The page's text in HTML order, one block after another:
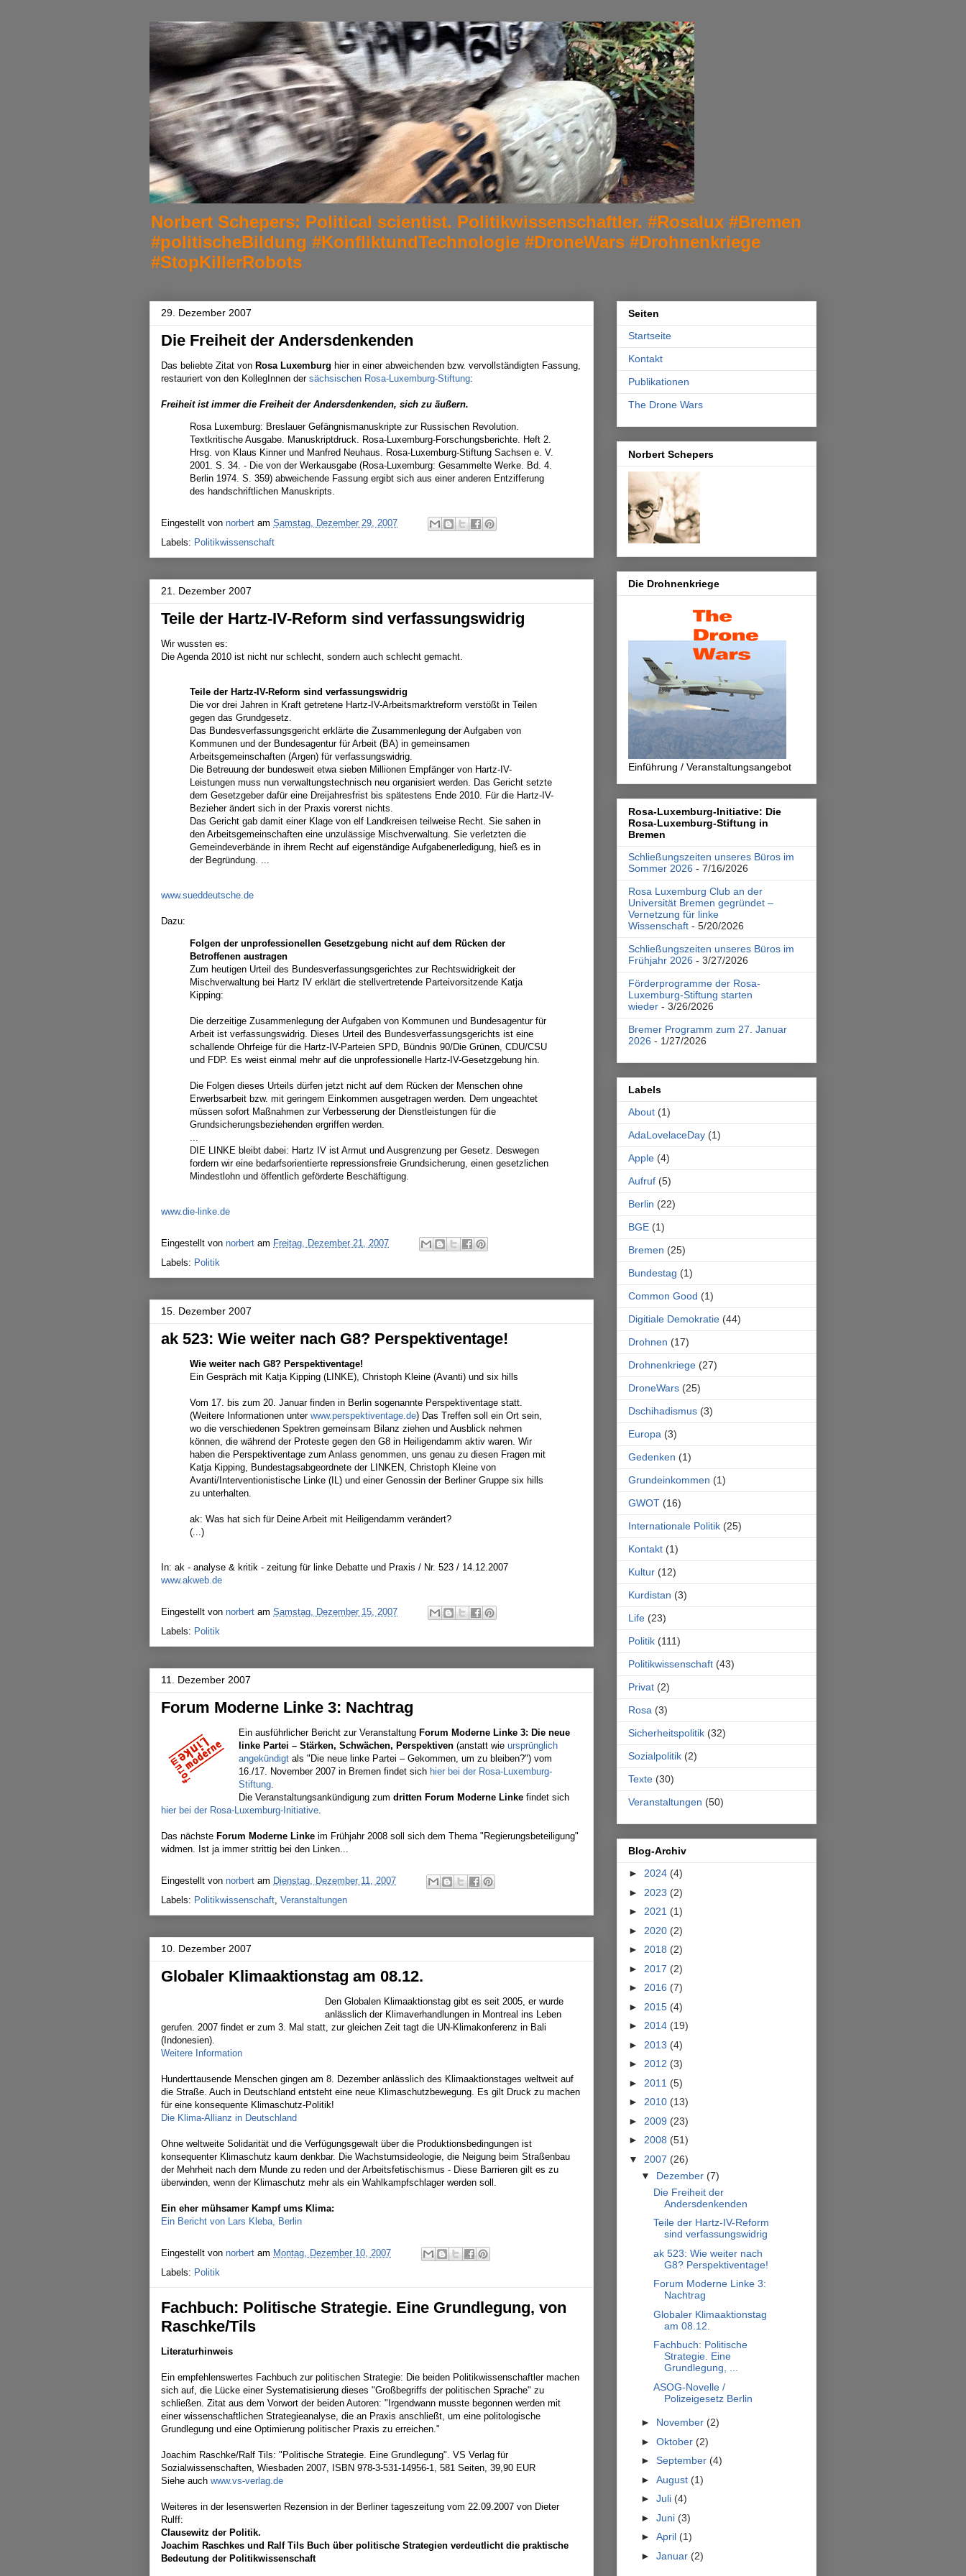
Norbert Schepers: Political scientist. Politikwissenschaftler. #Rosalux #Bremen
#politischeBildung #KonfliktundTechnologie #DroneWars #Drohnenkriege
#StopKillerRobots
29. Dezember 2007
Die Freiheit der Andersdenkenden
Das beliebte Zitat von Rosa Luxemburg hier in einer abweichenden bzw. vervollständigten Fassung,
restauriert von den KollegInnen der sächsischen Rosa-Luxemburg-Stiftung:
Freiheit ist immer die Freiheit der Andersdenkenden, sich zu äußern.
Rosa Luxemburg: Breslauer Gefängnismanuskripte zur Russischen Revolution.
Textkritische Ausgabe. Manuskriptdruck. Rosa-Luxemburg-Forschungsberichte. Heft 2.
Hrsg. von Klaus Kinner und Manfred Neuhaus. Rosa-Luxemburg-Stiftung Sachsen e. V.
2001. S. 34. - Die von der Werkausgabe (Rosa-Luxemburg: Gesammelte Werke. Bd. 4.
Berlin 1974. S. 359) abweichende Fassung ergibt sich aus einer anderen Entzifferung
des handschriftlichen Manuskripts.
Eingestellt von norbert am Samstag, Dezember 29, 2007
Labels: Politikwissenschaft
21. Dezember 2007
Teile der Hartz-IV-Reform sind verfassungswidrig
Wir wussten es:
Die Agenda 2010 ist nicht nur schlecht, sondern auch schlecht gemacht.
Teile der Hartz-IV-Reform sind verfassungswidrig
Die vor drei Jahren in Kraft getretene Hartz-IV-Arbeitsmarktreform verstößt in Teilen
gegen das Grundgesetz.
Das Bundesverfassungsgericht erklärte die Zusammenlegung der Aufgaben von
Kommunen und der Bundesagentur für Arbeit (BA) in gemeinsamen
Arbeitsgemeinschaften (Argen) für verfassungswidrig.
Die Betreuung der bundesweit etwa sieben Millionen Empfänger von Hartz-IV-
Leistungen muss nun verwaltungstechnisch neu organisiert werden. Das Gericht setzte
dem Gesetzgeber dafür eine Dreijahresfrist bis spätestens Ende 2010. Für die Hartz-IV-
Bezieher ändert sich in der Praxis vorerst nichts.
Das Gericht gab damit einer Klage von elf Landkreisen teilweise Recht. Sie sahen in
den Arbeitsgemeinschaften eine unzulässige Mischverwaltung. Sie verletzten die
Gemeindeverbände in ihrem Recht auf eigenständige Aufgabenerledigung, hieß es in
der Begründung. ...
www.sueddeutsche.de
Dazu:
Folgen der unprofessionellen Gesetzgebung nicht auf dem Rücken der
Betroffenen austragen
Zum heutigen Urteil des Bundesverfassungsgerichtes zur Rechtswidrigkeit der
Mischverwaltung bei Hartz IV erklärt die stellvertretende Parteivorsitzende Katja
Kipping:
Die derzeitige Zusammenlegung der Aufgaben von Kommunen und Bundesagentur für
Arbeit ist verfassungswidrig. Dieses Urteil des Bundesverfassungsgerichts ist eine
schallende Ohrfeige für die Hartz-IV-Parteien SPD, Bündnis 90/Die Grünen, CDU/CSU
und FDP. Es weist einmal mehr auf die unprofessionelle Hartz-IV-Gesetzgebung hin.
Die Folgen dieses Urteils dürfen jetzt nicht auf dem Rücken der Menschen ohne
Erwerbsarbeit bzw. mit geringem Einkommen ausgetragen werden. Dem ungeachtet
müssen sofort Maßnahmen zur Verbesserung der Dienstleistungen für die
Grundsicherungsbeziehenden ergriffen werden.
...
DIE LINKE bleibt dabei: Hartz IV ist Armut und Ausgrenzung per Gesetz. Deswegen
fordern wir eine bedarfsorientierte repressionsfreie Grundsicherung, einen gesetzlichen
Mindestlohn und öffentlich geförderte Beschäftigung.
www.die-linke.de
Eingestellt von norbert am Freitag, Dezember 21, 2007
Labels: Politik
15. Dezember 2007
ak 523: Wie weiter nach G8? Perspektiventage!
Wie weiter nach G8? Perspektiventage!
Ein Gespräch mit Katja Kipping (LINKE), Christoph Kleine (Avanti) und six hills
Vom 17. bis zum 20. Januar finden in Berlin sogenannte Perspektiventage statt.
(Weitere Informationen unter www.perspektiventage.de) Das Treffen soll ein Ort sein,
wo die verschiedenen Spektren gemeinsam Bilanz ziehen und Ausblick nehmen
können, die während der Proteste gegen den G8 in Heiligendamm aktiv waren. Wir
haben die Perspektiventage zum Anlass genommen, uns genau zu diesen Fragen mit
Katja Kipping, Bundestagsabgeordnete der LINKEN, Christoph Kleine von
Avanti/Interventionistische Linke (IL) und einer Genossin der Berliner Gruppe six hills
zu unterhalten.
ak: Was hat sich für Deine Arbeit mit Heiligendamm verändert?
(...)
In: ak - analyse & kritik - zeitung für linke Debatte und Praxis / Nr. 523 / 14.12.2007
www.akweb.de
Eingestellt von norbert am Samstag, Dezember 15, 2007
Labels: Politik
11. Dezember 2007
Forum Moderne Linke 3: Nachtrag
Ein ausführlicher Bericht zur Veranstaltung Forum Moderne Linke 3: Die neue
linke Partei – Stärken, Schwächen, Perspektiven (anstatt wie ursprünglich
angekündigt als "Die neue linke Partei – Gekommen, um zu bleiben?") vom
16./17. November 2007 in Bremen findet sich hier bei der Rosa-Luxemburg-
Stiftung.
Die Veranstaltungsankündigung zum dritten Forum Moderne Linke findet sich
hier bei der Rosa-Luxemburg-Initiative.
Das nächste Forum Moderne Linke im Frühjahr 2008 soll sich dem Thema "Regierungsbeteiligung"
widmen. Ist ja immer strittig bei den Linken...
Eingestellt von norbert am Dienstag, Dezember 11, 2007
Labels: Politikwissenschaft, Veranstaltungen
10. Dezember 2007
Globaler Klimaaktionstag am 08.12.
Den Globalen Klimaaktionstag gibt es seit 2005, er wurde
anlässlich der Klimaverhandlungen in Montreal ins Leben
gerufen. 2007 findet er zum 3. Mal statt, zur gleichen Zeit tagt die UN-Klimakonferenz in Bali
(Indonesien).
Weitere Information
Hunderttausende Menschen gingen am 8. Dezember anlässlich des Klimaaktionstages weltweit auf
die Straße. Auch in Deutschland entsteht eine neue Klimaschutzbewegung. Es gilt Druck zu machen
für eine konsequente Klimaschutz-Politik!
Die Klima-Allianz in Deutschland
Ohne weltweite Solidarität und die Verfügungsgewalt über die Produktionsbedingungen ist
konsequenter Klimaschutz kaum denkbar. Die Wachstumsideologie, die Neigung beim Straßenbau
der Mehrheit nach dem Munde zu reden und der Arbeitsfetischismus - Diese Barrieren gilt es zu
überwinden, wenn der Klimaschutz mehr als ein Wahlkampfschlager werden soll.
Ein eher mühsamer Kampf ums Klima:
Ein Bericht von Lars Kleba, Berlin
Eingestellt von norbert am Montag, Dezember 10, 2007
Labels: Politik
Fachbuch: Politische Strategie. Eine Grundlegung, von
Raschke/Tils
Literaturhinweis
Ein empfehlenswertes Fachbuch zur politischen Strategie: Die beiden Politikwissenschaftler machen
sich auf, die Lücke einer Systematisierung dieses "Großbegriffs der politischen Sprache" zu
schließen. Zitat aus dem Vorwort der beiden Autoren: "Irgendwann musste begonnen werden mit
einer wissenschaftlichen Strategieanalyse, die an Praxis anschließt, um eine politologische
Grundlegung und eine Optimierung politischer Praxis zu erreichen."
Joachim Raschke/Ralf Tils: "Politische Strategie. Eine Grundlegung". VS Verlag für
Sozialwissenschaften, Wiesbaden 2007, ISBN 978-3-531-14956-1, 581 Seiten, 39,90 EUR
Siehe auch www.vs-verlag.de
Weiteres in der lesenswerten Rezension in der Berliner tageszeitung vom 22.09.2007 von Dieter
Rulff:
Clausewitz der Politik.
Joachim Raschkes und Ralf Tils Buch über politische Strategien verdeutlicht die praktische
Bedeutung der Politikwissenschaft
Seiten
Startseite
Kontakt
Publikationen
The Drone Wars
Norbert Schepers
Die Drohnenkriege
Einführung / Veranstaltungsangebot
Rosa-Luxemburg-Initiative: Die
Rosa-Luxemburg-Stiftung in
Bremen
Schließungszeiten unseres Büros im
Sommer 2026 - 7/16/2026
Rosa Luxemburg Club an der
Universität Bremen gegründet –
Vernetzung für linke
Wissenschaft - 5/20/2026
Schließungszeiten unseres Büros im
Frühjahr 2026 - 3/27/2026
Förderprogramme der Rosa-
Luxemburg-Stiftung starten
wieder - 3/26/2026
Bremer Programm zum 27. Januar
2026 - 1/27/2026
Labels
About (1)
AdaLovelaceDay (1)
Apple (4)
Aufruf (5)
Berlin (22)
BGE (1)
Bremen (25)
Bundestag (1)
Common Good (1)
Digitiale Demokratie (44)
Drohnen (17)
Drohnenkriege (27)
DroneWars (25)
Dschihadismus (3)
Europa (3)
Gedenken (1)
Grundeinkommen (1)
GWOT (16)
Internationale Politik (25)
Kontakt (1)
Kultur (12)
Kurdistan (3)
Life (23)
Politik (111)
Politikwissenschaft (43)
Privat (2)
Rosa (3)
Sicherheitspolitik (32)
Sozialpolitik (2)
Texte (30)
Veranstaltungen (50)
Blog-Archiv
► 2024 (4)
► 2023 (2)
► 2021 (1)
► 2020 (2)
► 2018 (2)
► 2017 (2)
► 2016 (7)
► 2015 (4)
► 2014 (19)
► 2013 (4)
► 2012 (3)
► 2011 (5)
► 2010 (13)
► 2009 (23)
► 2008 (51)
▼ 2007 (26)
▼ Dezember (7)
Die Freiheit der
Andersdenkenden
Teile der Hartz-IV-Reform
sind verfassungswidrig
ak 523: Wie weiter nach
G8? Perspektiventage!
Forum Moderne Linke 3:
Nachtrag
Globaler Klimaaktionstag
am 08.12.
Fachbuch: Politische
Strategie. Eine
Grundlegung, ...
ASOG-Novelle /
Polizeigesetz Berlin
► November (2)
► Oktober (2)
► September (4)
► August (1)
► Juli (4)
► Juni (3)
► April (1)
► Januar (2)